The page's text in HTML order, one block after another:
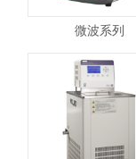
微波系列